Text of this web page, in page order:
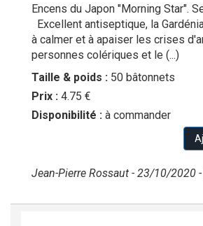
Encens du Japon "Morning Star".
Excellent antiseptique, la
à calmer et à apaiser les crises
personnes colériques et le (...)
Taille & poids : 50 bâtonnets
Prix : 4.75 €
Disponibilité : à commander
Jean-Pierre Rossaut - 23/10/2020